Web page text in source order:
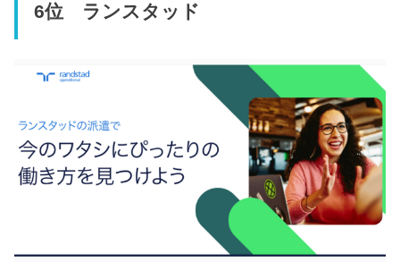
6位 ランスタッド